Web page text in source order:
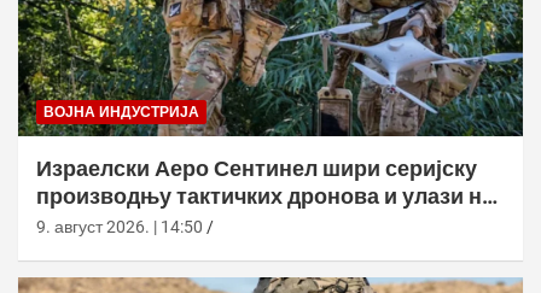
ВОЈНА ИНДУСТРИЈА
Израелски Аеро Сентинел шири серијску
производњу тактичких дронова и улази на
нова тржишта
9. август 2026. | 14:50